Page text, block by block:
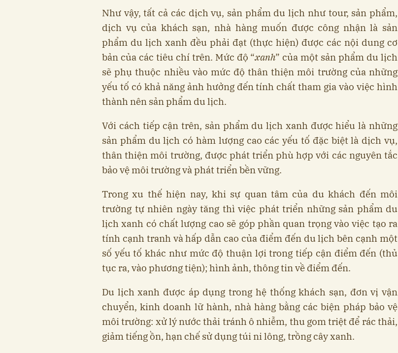
Như vậy, tất cả các dịch vụ, sản phẩm du lịch như tour, sản phẩm,
dịch vụ của khách sạn, nhà hàng muốn được công nhận là sản
phẩm du lịch xanh đều phải đạt (thực hiện) được các nội dung cơ
bản của các tiêu chí trên. Mức độ “xanh” của một sản phẩm du lịch
sẽ phụ thuộc nhiều vào mức độ thân thiện môi trường của những
yếu tố có khả năng ảnh hưởng đến tính chất tham gia vào việc hình
thành nên sản phẩm du lịch.
Với cách tiếp cận trên, sản phẩm du lịch xanh được hiểu là những
sản phẩm du lịch có hàm lượng cao các yếu tố đặc biệt là dịch vụ,
thân thiện môi trường, được phát triển phù hợp với các nguyên tắc
bảo vệ môi trường và phát triển bền vững.
Trong xu thế hiện nay, khi sự quan tâm của du khách đến môi
trường tự nhiên ngày tăng thì việc phát triển những sản phẩm du
lịch xanh có chất lượng cao sẽ góp phần quan trọng vào việc tạo ra
tính cạnh tranh và hấp dẫn cao của điểm đến du lịch bên cạnh một
số yếu tố khác như mức độ thuận lợi trong tiếp cận điểm đến (thủ
tục ra, vào phương tiện); hình ảnh, thông tin về điểm đến.
Du lịch xanh được áp dụng trong hệ thống khách sạn, đơn vị vận
chuyển, kinh doanh lữ hành, nhà hàng bằng các biện pháp bảo vệ
môi trường: xử lý nước thải tránh ô nhiễm, thu gom triệt để rác thải,
giảm tiếng ồn, hạn chế sử dụng túi ni lông, trồng cây xanh.